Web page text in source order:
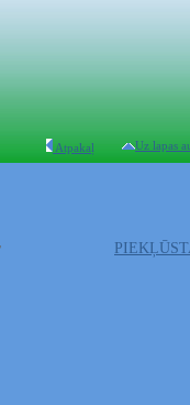
Atpakaļ Uz lapas